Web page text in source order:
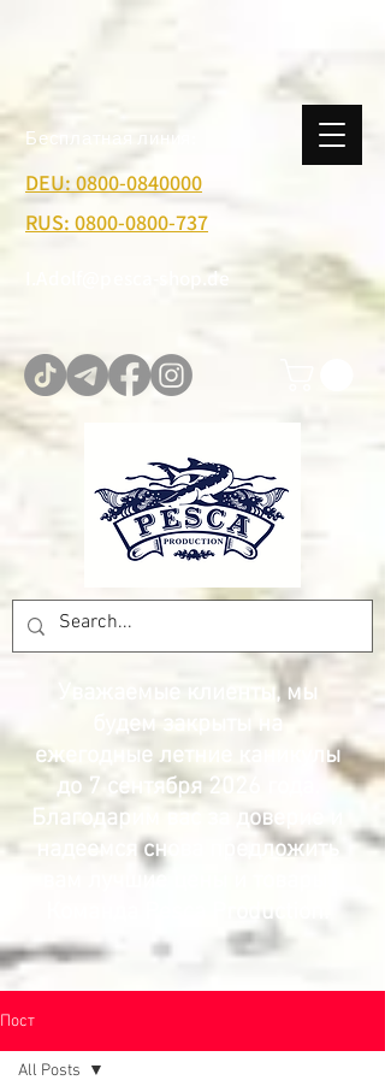
Бесплатная линия:
DEU: 0800-0840000
RUS: 0800-0800-737
I.Adolf@pesca-shop.de
Уважаемые клиенты, мы
будем закрыты на
ежегодные летние каникулы
до 7 сентября 2026 года.
Благодарим вас за доверие и
надеемся снова предложить
вам лучшие цены и товары.
Команда Pesca Production.
Пост
All Posts